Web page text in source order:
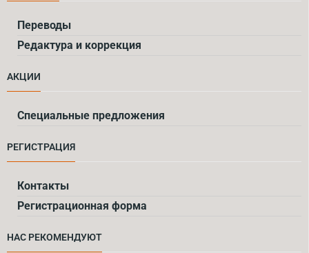
Переводы
Редактура и коррекция
АКЦИИ
Специальные предложения
РЕГИСТРАЦИЯ
Контакты
Регистрационная форма
НАС РЕКОМЕНДУЮТ